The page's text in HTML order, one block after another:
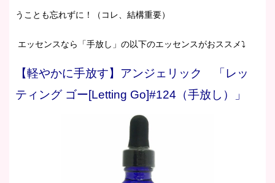
うことも忘れずに！（コレ、結構重要）
エッセンスなら「手放し」の以下のエッセンスがおススメ⤵
【軽やかに手放す】アンジェリック 「レッ
ティング ゴー[Letting Go]#124（手放し）」